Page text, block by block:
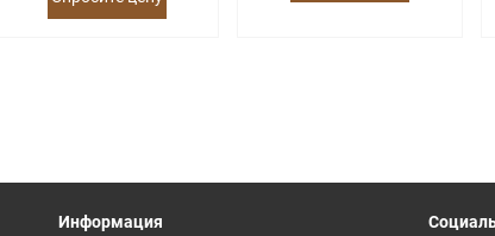
Информация